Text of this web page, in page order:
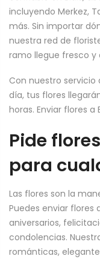
incluyendo Merkez,
más. Sin importar
nuestra red de
ramo llegue fresco
Con nuestro servicio
día, tus flores
horas. Enviar flores
Pide
para
Las flores son la
Puedes enviar flores
aniversarios,
condolencias.
románticas,